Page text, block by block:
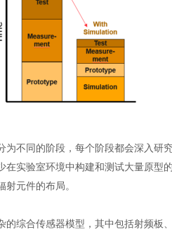
为不同的阶段，每个阶段都会深入研
在实验室环境中构建和测试大量原型
元件的布局。
的综合传感器模型，其中包括射频板